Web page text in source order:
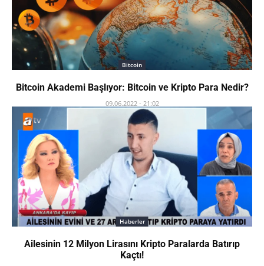
Bitcoin
Bitcoin Akademi Başlıyor: Bitcoin ve Kripto Para Nedir?
09.06.2022 - 21:02
Haberler
Ailesinin 12 Milyon Lirasını Kripto Paralarda Batırıp
Kaçtı!